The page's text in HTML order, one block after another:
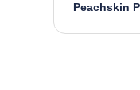
Peachskin